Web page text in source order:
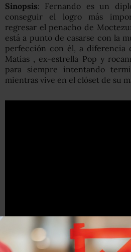
Sinopsis: Fernando es un
conseguir el logro más
regresar el penacho de
está a punto de casarse con la
perfección con él, a diferencia
Matías , ex-estrella Pop y
para siempre intentando
mientras vive en el clóset de su